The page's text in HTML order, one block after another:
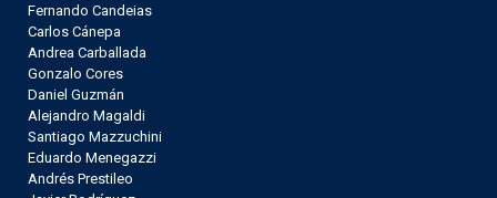
Fernando Candeias
Carlos Cánepa
Andrea Carballada
Gonzalo Cores
Daniel Guzmán
Alejandro Magaldi
Santiago Mazzuchini
Eduardo Menegazzi
Andrés Prestileo